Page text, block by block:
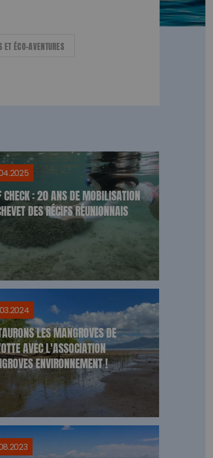
ET ÉCO-AVENTURES
CHECK : 20 ANS DE MOBILISATION
DES RÉCIFS RÉUNIONNAIS
LES MANGROVES DE
AVEC L'ASSOCIATION
ENVIRONNEMENT !